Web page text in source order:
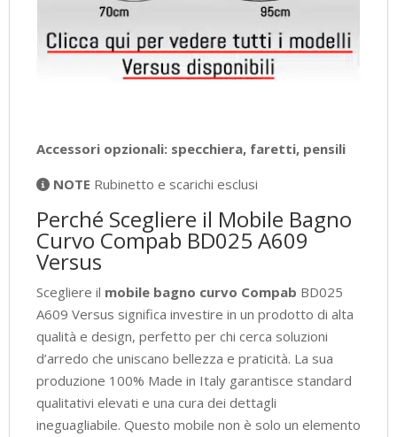
Accessori opzionali: specchiera, faretti, pensili
NOTE Rubinetto e scarichi esclusi
Perché Scegliere il Mobile Bagno
Curvo Compab BD025 A609
Versus
Scegliere il mobile bagno curvo Compab BD025
A609 Versus significa investire in un prodotto di alta
qualità e design, perfetto per chi cerca soluzioni
d’arredo che uniscano bellezza e praticità. La sua
produzione 100% Made in Italy garantisce standard
qualitativi elevati e una cura dei dettagli
ineguagliabile. Questo mobile non è solo un elemento